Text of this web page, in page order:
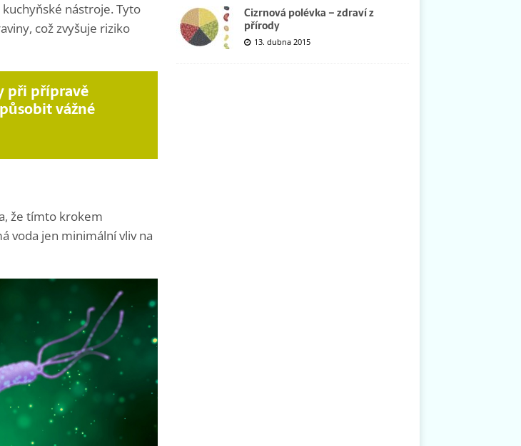
nástroje. Tyto
což zvyšuje riziko
při přípravě
vážné
že tímto krokem
voda jen minimální vliv na
Cizrnová polévka – zdraví z
přírody
13. dubna 2015